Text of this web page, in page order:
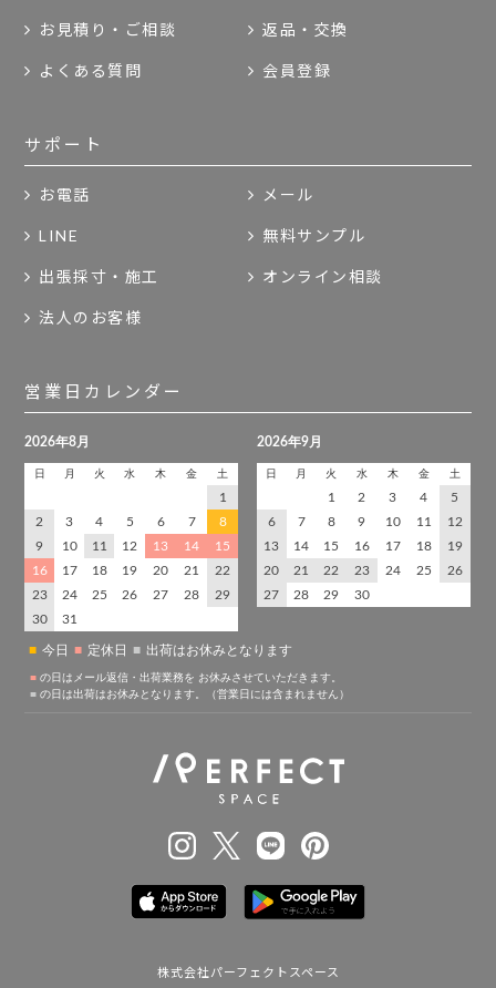
お見積り・ご相談 返品・交換
よくある質問 会員登録
サポート
お電話 メール
LINE 無料サンプル
出張採寸・施工 オンライン相談
法人のお客様
営業日カレンダー
株式会社パーフェクトスペース